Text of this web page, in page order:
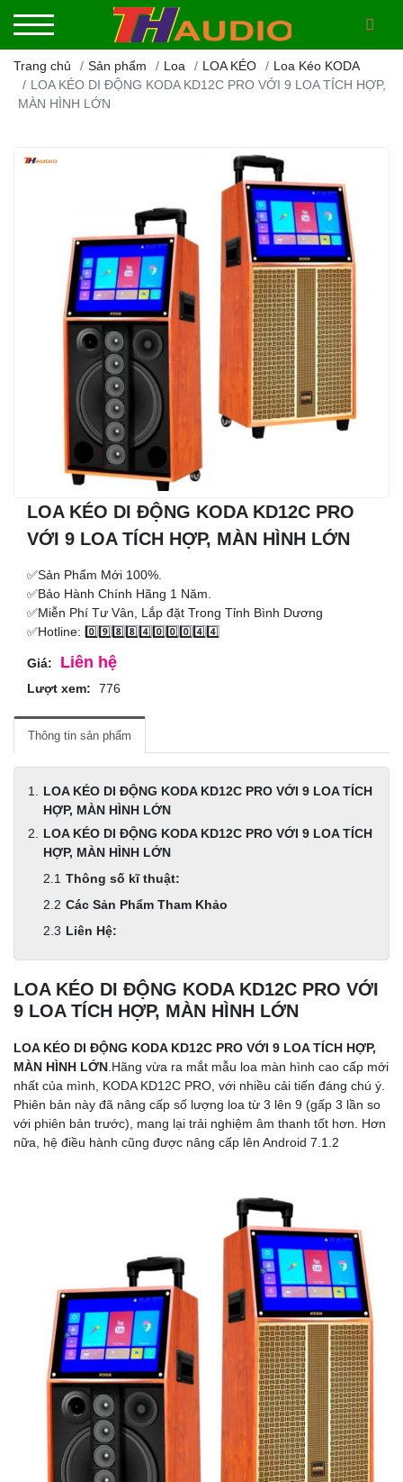
Trang chủ Sản phẩm Loa LOA KÉO
Loa Kéo KODA
LOA KÉO DI ĐỘNG KODA KD12C PRO VỚI 9 LOA TÍCH HỢP,
MÀN HÌNH LỚN
LOA KÉO DI ĐỘNG KODA KD12C PRO
VỚI 9 LOA TÍCH HỢP, MÀN HÌNH LỚN
✅Sản Phẩm Mới 100%.
✅Bảo Hành Chính Hãng 1 Năm.
✅Miễn Phí Tư Vân, Lắp đặt Trong Tỉnh Bình Dương
✅Hotline: 0️⃣9️⃣8️⃣8️⃣4️⃣0️⃣0️⃣0️⃣4️⃣4️⃣
Giá: Liên hệ
Lượt xem: 776
Thông tin sản phẩm
LOA KÉO DI ĐỘNG KODA KD12C PRO VỚI 9 LOA TÍCH
HỢP, MÀN HÌNH LỚN
LOA KÉO DI ĐỘNG KODA KD12C PRO VỚI 9 LOA TÍCH
HỢP, MÀN HÌNH LỚN
Thông số kĩ thuật:
Các Sản Phẩm Tham Khảo
Liên Hệ:
LOA KÉO DI ĐỘNG KODA KD12C PRO VỚI
9 LOA TÍCH HỢP, MÀN HÌNH LỚN
LOA KÉO DI ĐỘNG KODA KD12C PRO VỚI 9 LOA TÍCH HỢP,
MÀN HÌNH LỚN.Hãng vừa ra mắt mẫu loa màn hình cao cấp mới
nhất của mình, KODA KD12C PRO, với nhiều cải tiến đáng chú ý.
Phiên bản này đã nâng cấp số lượng loa từ 3 lên 9 (gấp 3 lần so
với phiên bản trước), mang lại trải nghiệm âm thanh tốt hơn. Hơn
nữa, hệ điều hành cũng được nâng cấp lên Android 7.1.2